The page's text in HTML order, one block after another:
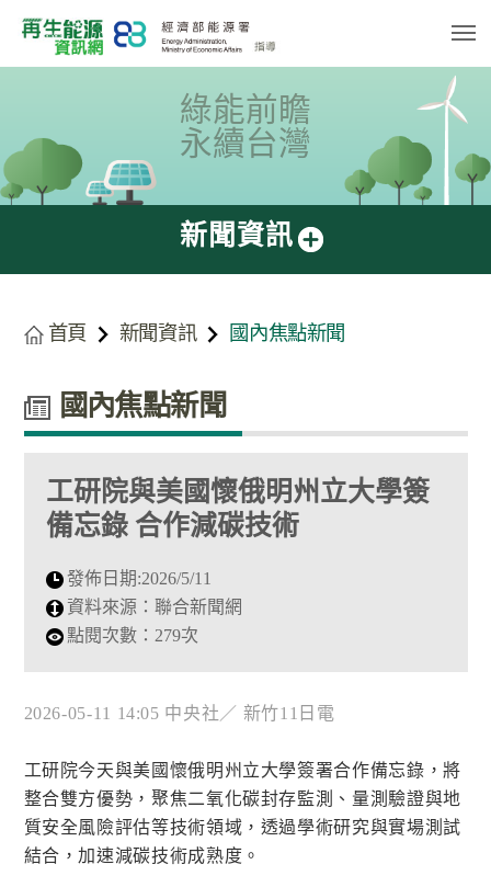
綠能前瞻
永續台灣
新聞資訊
首頁 新聞資訊 國內焦點新聞
國內焦點新聞
工研院與美國懷俄明州立大學簽
備忘錄 合作減碳技術
發佈日期:2026/5/11
資料來源： 聯合新聞網
點閱次數： 279次
2026-05-11 14:05 中央社／ 新竹11日電
工研院今天與美國懷俄明州立大學簽署合作備忘錄，將
整合雙方優勢，聚焦二氧化碳封存監測、量測驗證與地
質安全風險評估等技術領域，透過學術研究與實場測試
結合，加速減碳技術成熟度。